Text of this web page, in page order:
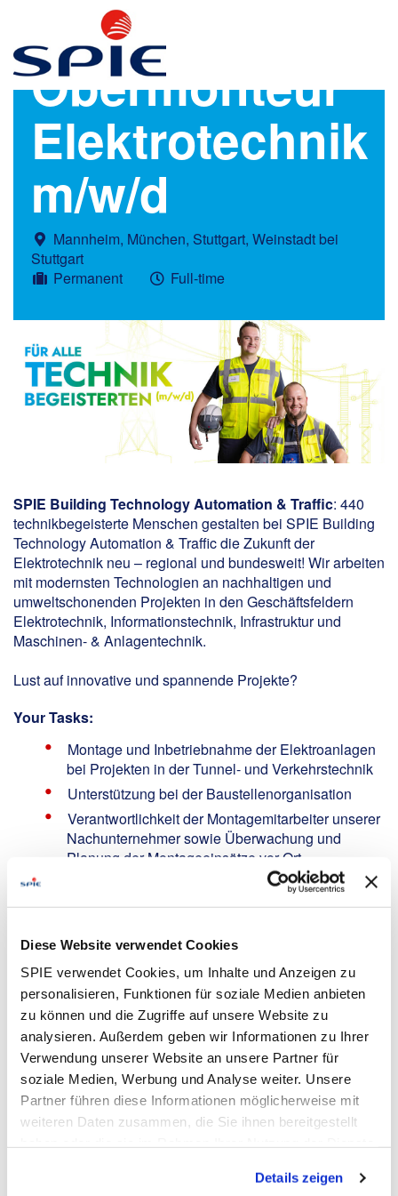
Diese Website verwendet Cookies
SPIE verwendet Cookies, um Inhalte und Anzeigen zu
personalisieren, Funktionen für soziale Medien anbieten
zu können und die Zugriffe auf unsere Website zu
analysieren. Außerdem geben wir Informationen zu Ihrer
Verwendung unserer Website an unsere Partner für
soziale Medien, Werbung und Analyse weiter. Unsere
Partner führen diese Informationen möglicherweise mit
weiteren Daten zusammen, die Sie ihnen bereitgestellt
Verarbeitung Ihrer Daten in den USA ein. Alle weiteren
Details zeigen
Obermonteur
Elektrotechnik
m/w/d
Mannheim, München, Stuttgart, Weinstadt bei
Stuttgart
Permanent
Full-time
SPIE Building Technology Automation & Traffic: 440
technikbegeisterte Menschen gestalten bei SPIE Building
Technology Automation & Traffic die Zukunft der
Elektrotechnik neu – regional und bundesweit! Wir arbeiten
mit modernsten Technologien an nachhaltigen und
umweltschonenden Projekten in den Geschäftsfeldern
Elektrotechnik, Informationstechnik, Infrastruktur und
Maschinen- & Anlagentechnik.
Lust auf innovative und spannende Projekte?
Your Tasks:
Montage und Inbetriebnahme der Elektroanlagen
bei Projekten in der Tunnel- und Verkehrstechnik
Unterstützung bei der Baustellenorganisation
Verantwortlichkeit der Montagemitarbeiter unserer
Nachunternehmer sowie Überwachung und
Planung der Montageeinsätze vor Ort
Erstellen und Überprüfen diverser
Dokumentationen / Unterlagen (Aufmaße, Berichte
Mitwirkung bei Baubesprechungen mit
Auftraggebern und weiteren Projektbeteiligten
Your Profile:
Elektrotechnische Ausbildung z. B. als
Elektroniker / Elektriker / Elektrotechniker oder
eine vergleichbare Qualifikation
Erste Berufserfahrung in der Organisation von
Montagearbeiten und Inbetriebnahmen
Fahrerlaubnis Klasse B und Reisebereitschaft